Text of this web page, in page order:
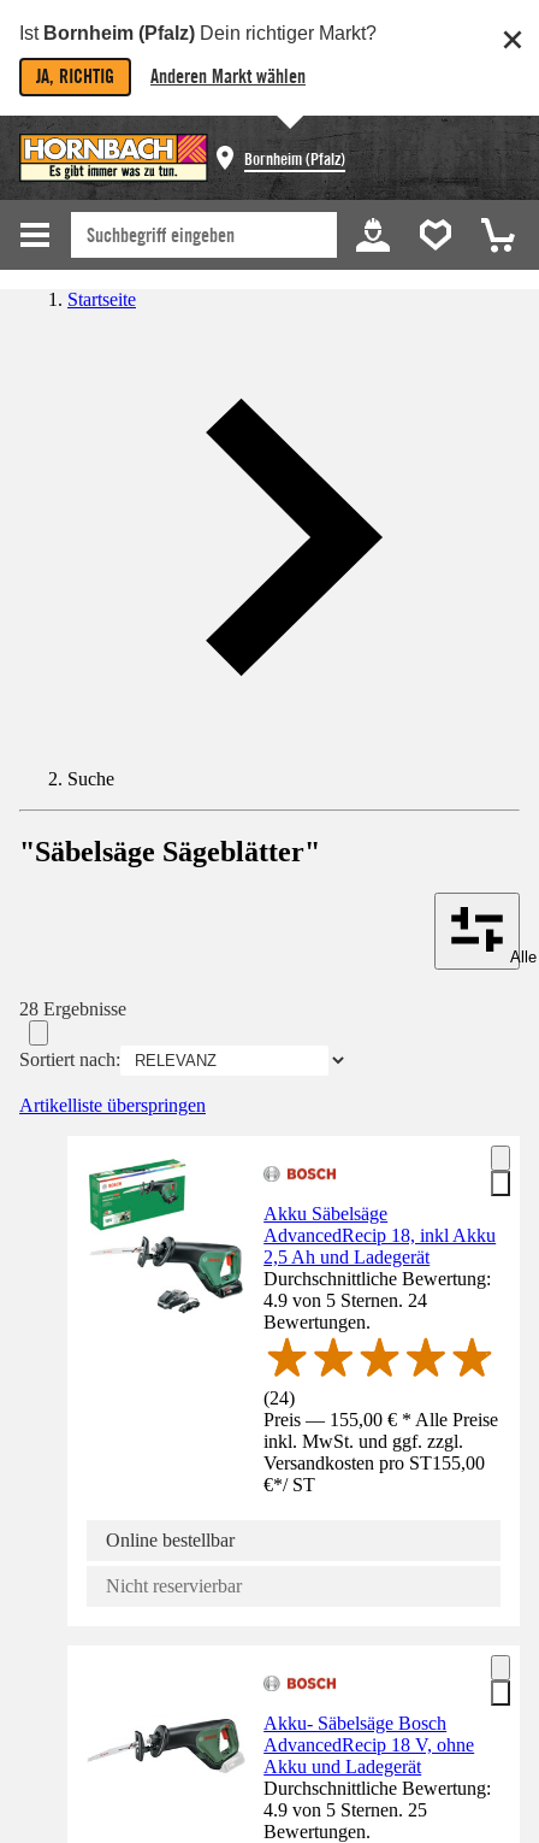
Ist Bornheim (Pfalz) Dein richtiger Markt?
JA, RICHTIG Anderen Markt wählen
Bornheim (Pfalz)
Startseite
Suche
"Säbelsäge Sägeblätter"
28 Ergebnisse
Sortiert nach:
Artikelliste überspringen
Akku Säbelsäge
AdvancedRecip 18, inkl Akku
2,5 Ah und Ladegerät
Durchschnittliche Bewertung:
4.9 von 5 Sternen. 24
Bewertungen.
(24)
Preis — 155,00 € * Alle Preise
inkl. MwSt. und ggf. zzgl.
Versandkosten pro ST155,00
€*/ ST
Online bestellbar
Nicht reservierbar
Akku- Säbelsäge Bosch
AdvancedRecip 18 V, ohne
Akku und Ladegerät
Durchschnittliche Bewertung:
4.9 von 5 Sternen. 25
Bewertungen.